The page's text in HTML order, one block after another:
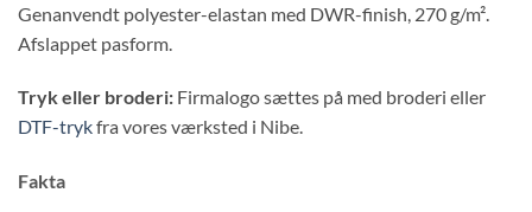
Genanvendt polyester-elastan med DWR-finish, 270 g/m².
Afslappet pasform.
Tryk eller broderi: Firmalogo sættes på med broderi eller
DTF-trykfra vores værksted i Nibe.
Fakta